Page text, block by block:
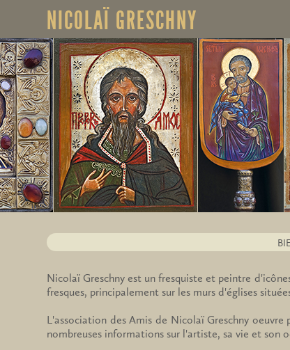
NICOLAÏ GRESCHNY
Nicolaï Greschny est un fresquiste et peintre
fresques, principalement sur les murs d'églises
L'association des Amis de Nicolaï Greschny
nombreuses informations sur l'artiste, sa vie et son